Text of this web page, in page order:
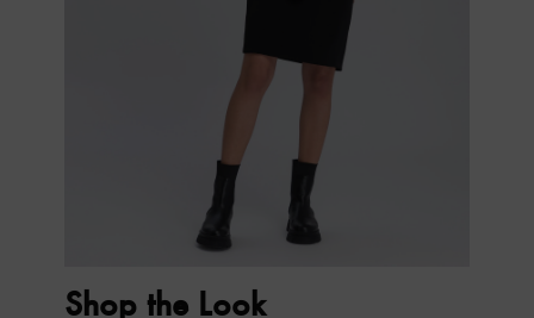
Shop the Look